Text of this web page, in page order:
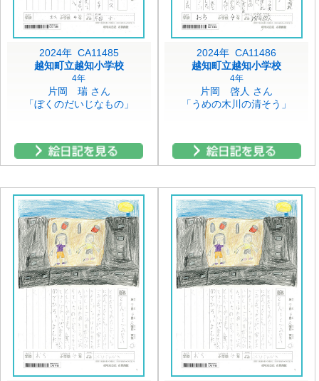
2024年 CA11485
越知町立越知小学校
4年
片岡 瑞 さん
「ぼくのだいじなもの」
2024年 CA11486
越知町立越知小学校
4年
片岡 啓人 さん
「うめの木川の清そう」